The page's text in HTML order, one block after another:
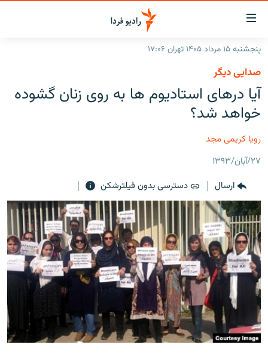
لینک‌های
قابلیت
دسترسی
بازگشت
به
منوی
اصلی
به
صفحه
صفحه اصلی
ایران
جهان
فرکانس‌ها
پادکست
چندرسانه‌ای
گزارش‌های تصویری
گزارش‌های ویدئویی
زنان فردا
English
به ما بپیوندید
زبان‌های دیگر
پنجشنبه ۱۵ مرداد ۱۴۰۵ تهران ۱۷:۰۶
صدایی دیگر
آیا درهای استادیوم ها به روی زنان گشوده
خواهد شد؟
رویا کریمی مجد
۲۷/آبان/۱۳۹۳
ارسال
دسترسی بدون فیلترشکن